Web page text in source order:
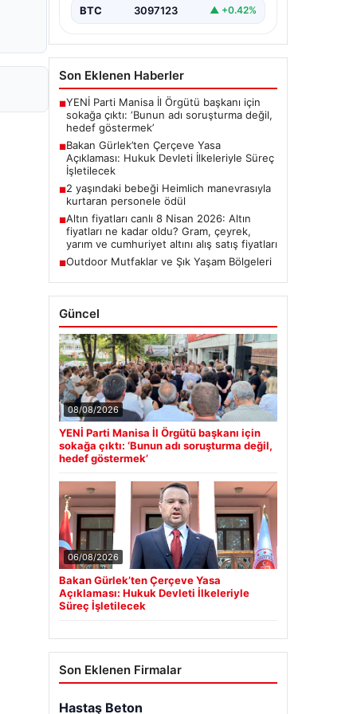
BTC 3097123 ▲ +0.42%
Son Eklenen Haberler
■YENİ Parti Manisa İl Örgütü başkanı için
sokağa çıktı: ‘Bunun adı soruşturma değil,
hedef göstermek’
■Bakan Gürlek’ten Çerçeve Yasa
Açıklaması: Hukuk Devleti İlkeleriyle Süreç
İşletilecek
■2 yaşındaki bebeği Heimlich manevrasıyla
kurtaran personele ödül
■Altın fiyatları canlı 8 Nisan 2026: Altın
fiyatları ne kadar oldu? Gram, çeyrek,
yarım ve cumhuriyet altını alış satış fiyatları
■Outdoor Mutfaklar ve Şık Yaşam Bölgeleri
Güncel
08/08/2026
YENİ Parti Manisa İl Örgütü başkanı için
sokağa çıktı: ‘Bunun adı soruşturma değil,
hedef göstermek’
06/08/2026
Bakan Gürlek’ten Çerçeve Yasa
Açıklaması: Hukuk Devleti İlkeleriyle
Süreç İşletilecek
Son Eklenen Firmalar
Hastaş Beton